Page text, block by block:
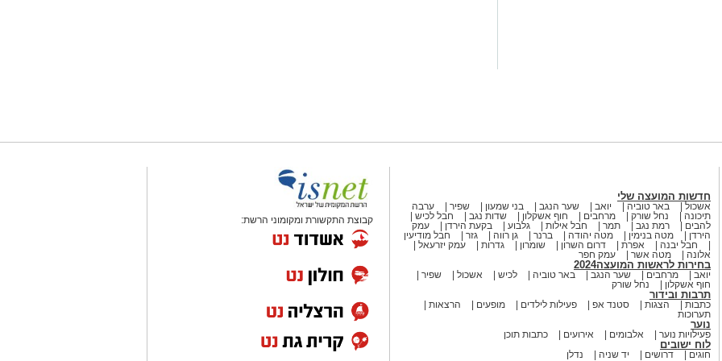
אבנים ובקשו מהילד לחפור ולמצוא
הפעילות מחזקת את התחושה
(פעולה שדורשת מאמץ רב יותר
והדחוס.
של שרירי הליבה ואיזון מוגבר:
חדשות המועצה שלי
אשכול באר טוביה יואב שער הנגב בני שמעון שפיר
ערבה
תיכונה
נחל שורק מרחבים חוף אשקלון שדות נגב
חבל לכיש
להבים
רמת נגב תמר חבל אילות גלבוע בקעת הירדן
עמק
הירדן
מטה בנימין מטה יהודה ברנר גן רווה גזר
חבל מודיעין
חבל יבנה
אפרת דרום השרון שומרון גדרות
עמק יזרעאל
אלונה
מטה אשר עמק חפר
בחירות לראשות המועצה2024
יואב מרחבים שער הנגב באר טוביה לכיש אשכול
שפיר
חוף אשקלון
נחל שורק
תרבות ובידור
כתבות הצגות סטנד אפ פעילות לילדים מופעים
הרצאות
תערוכות
נוער
פעילויות נוער אלבומים אירועים כתבות תוכן
לוח ישובים
חוגים דרושים יד שניה נדלן
קבוצת התקשורת ומקומוני הרשת: